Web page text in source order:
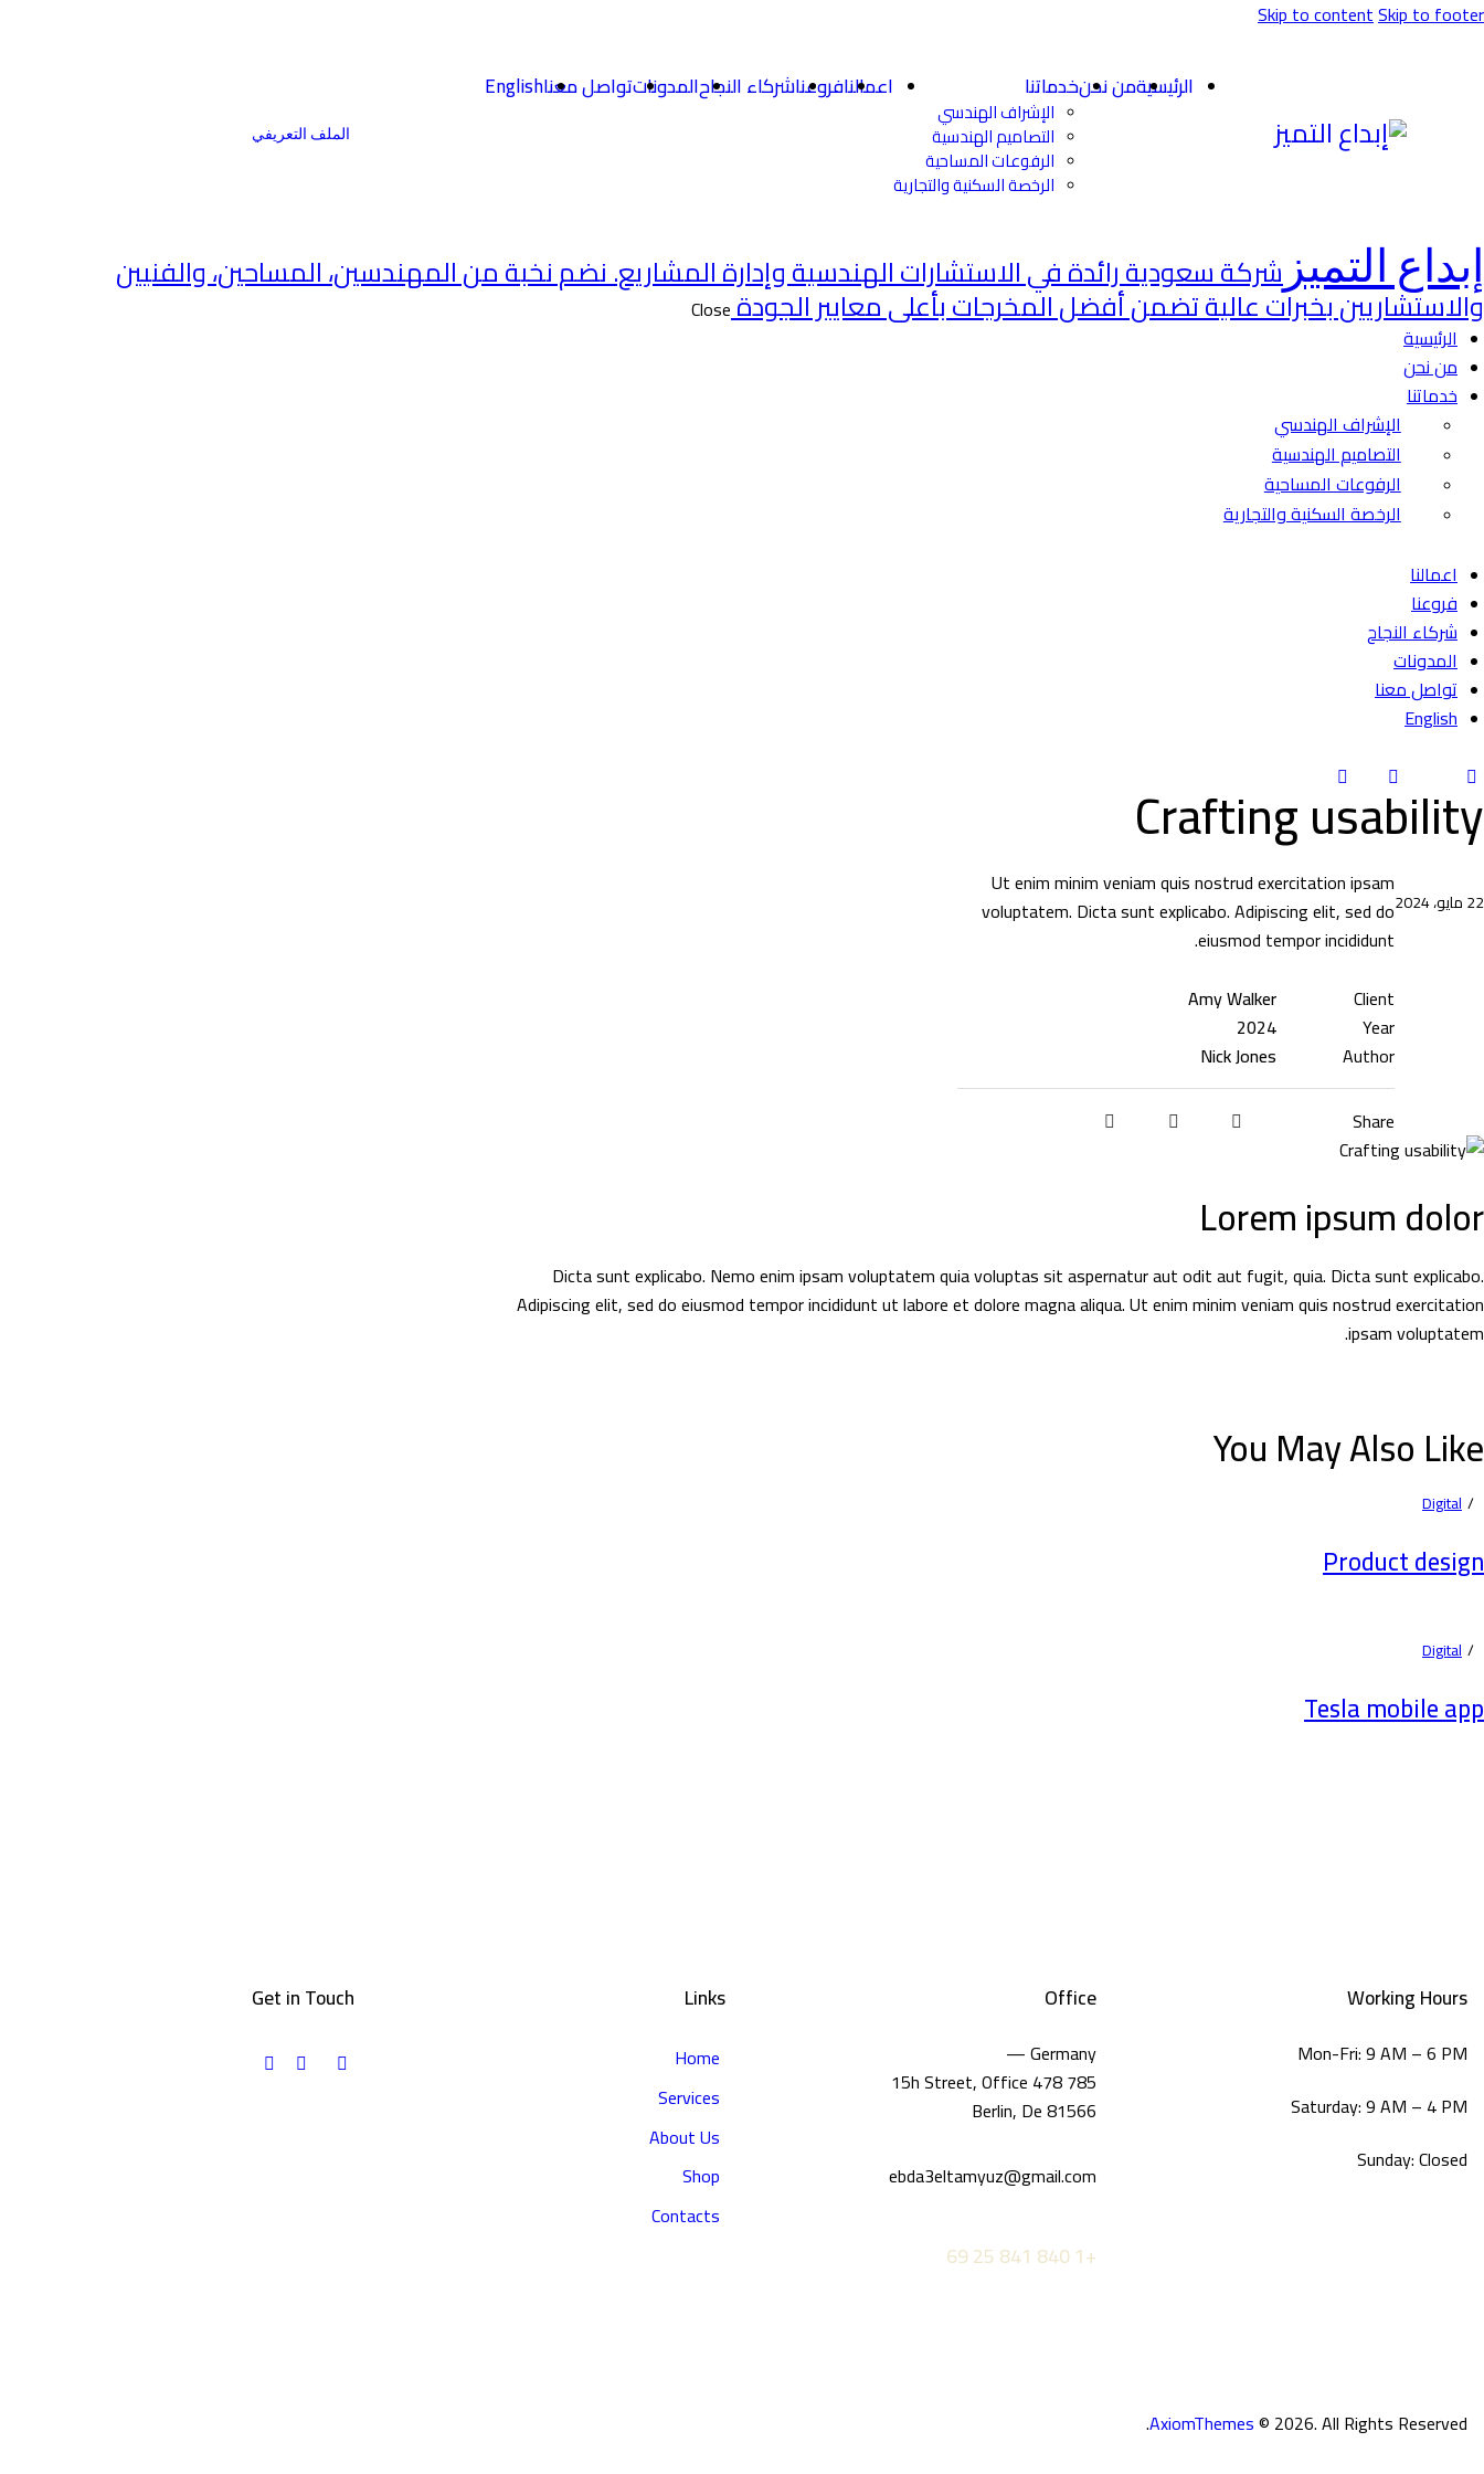
Skip to contentSkip to footer
الرئيسيةمن نحنخدماتنا
الإشراف الهندسي
التصاميم الهندسية
الرفوعات المساحية
الرخصة السكنية والتجارية
اعمالنافروعناشركاء النجاحالمدوناتتواصل معناEnglish
الملف التعريفي
إبداع التميز شركة سعودية رائدة في الاستشارات الهندسية وإدارة المشاريع. نضم نخبة من المهندسين، المساحين، والفنيين
والاستشاريين بخبرات عالية تضمن أفضل المخرجات بأعلى معايير الجودة Close
الرئيسية
من نحن
خدماتنا
الإشراف الهندسي
التصاميم الهندسية
الرفوعات المساحية
الرخصة السكنية والتجارية
اعمالنا
فروعنا
شركاء النجاح
المدونات
تواصل معنا
English
Crafting usability
22 مايو، 2024
Lorem ipsum dolor
Dicta sunt explicabo. Nemo enim ipsam voluptatem quia voluptas sit aspernatur aut odit aut fugit, quia. Dicta sunt explicabo.
Adipiscing elit, sed do eiusmod tempor incididunt ut labore et dolore magna aliqua. Ut enim minim veniam quis nostrud exercitation
ipsam voluptatem.
Ut enim minim veniam quis nostrud exercitation ipsam
voluptatem. Dicta sunt explicabo. Adipiscing elit, sed do
eiusmod tempor incididunt.
Client
Amy Walker
Year
2024
Author
Nick Jones
Share
You May Also Like
Digital
Product design
Digital
Tesla mobile app
Working Hours
Mon-Fri: 9 AM – 6 PM
Saturday: 9 AM – 4 PM
Sunday: Closed
Office
Germany —
785 15h Street, Office 478
Berlin, De 81566
ebda3eltamyuz@gmail.com
+1 840 841 25 69
Links
Home
Services
About Us
Shop
Contacts
Get in Touch
AxiomThemes© 2026. All Rights Reserved.